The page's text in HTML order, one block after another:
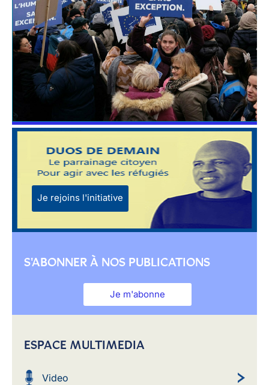
Je rejoins l'initiative
S'ABONNER À NOS PUBLICATIONS
Je m'abonne
ESPACE MULTIMEDIA
Video